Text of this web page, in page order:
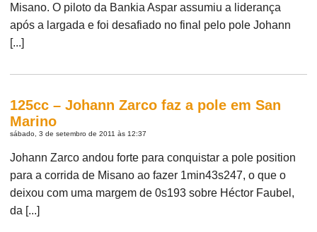
Misano. O piloto da Bankia Aspar assumiu a liderança
após a largada e foi desafiado no final pelo pole Johann
[...]
125cc – Johann Zarco faz a pole em San
Marino
sábado, 3 de setembro de 2011 às 12:37
Johann Zarco andou forte para conquistar a pole position
para a corrida de Misano ao fazer 1min43s247, o que o
deixou com uma margem de 0s193 sobre Héctor Faubel,
da [...]